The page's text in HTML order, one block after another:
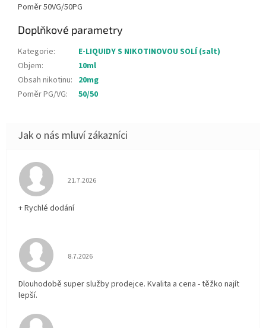
Poměr 50VG/50PG
Doplňkové parametry
Kategorie:
E-LIQUIDY S NIKOTINOVOU SOLÍ (salt)
Objem:
10ml
Obsah nikotinu: 20mg
Poměr PG/VG: 50/50
Hodnocení obchodu je 5 z 5 hvězdiček.
21.7.2026
+ Rychlé dodání
Hodnocení obchodu je 5 z 5 hvězdiček.
8.7.2026
Dlouhodobě super služby prodejce. Kvalita a cena - těžko najít
lepší.